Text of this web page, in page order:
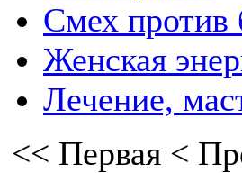
Смех против
Женская
Лечение,
<< Первая <